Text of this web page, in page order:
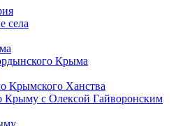
села
Крыма
Крымского Ханства
Крыму с Олексой Гайворонским